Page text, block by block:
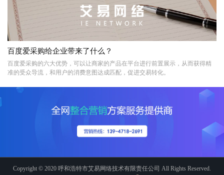
百度爱采购给企业带来了什么？
百度爱采购的六大优势，可以让商家的产品在平台进行前置展示，从而获得精
准的受众导流，和用户的消费意图达成匹配，促进交易转化。
Copyright © 2020 呼和浩特市艾易网络技术有限责任公司 All Rights Reserved.